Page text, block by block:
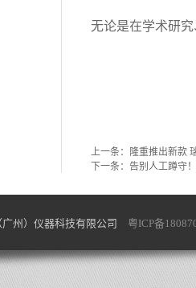
无论是在学术研
上一条：
隆重推出新款
下一条： 告别人工蹲守
州）仪器科技有限公司 粤ICP备